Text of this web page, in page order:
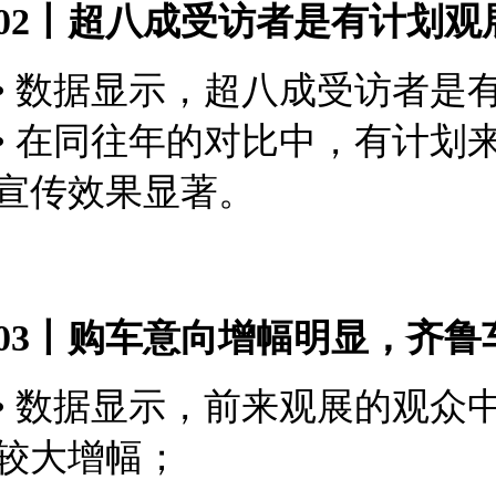
丨超八成受访者是有计划
数据显示，超八成受访者是
在同往年的对比中，有计划
传效果显著。
丨购车意向增幅明显，齐
数据显示，前来观展的观众
大增幅；